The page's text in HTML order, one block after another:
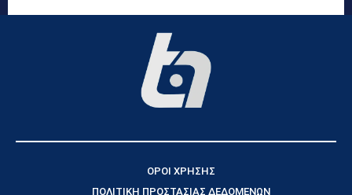
ΟΡΟΙ ΧΡΗΣΗΣ
ΠΟΛΙΤΙΚΗ ΠΡΟΣΤΑΣΙΑΣ ΔΕΔΟΜΕΝΩΝ